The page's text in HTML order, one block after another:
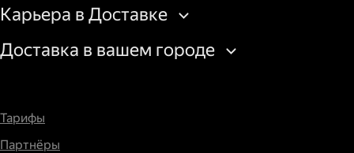
Карьера в Доставке
Доставка в вашем городе
Тарифы
Партнёры